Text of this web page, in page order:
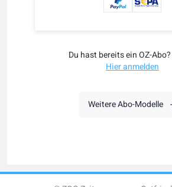
Du hast bereits ein OZ-
Hier anmelden
Weitere Abo-Modelle